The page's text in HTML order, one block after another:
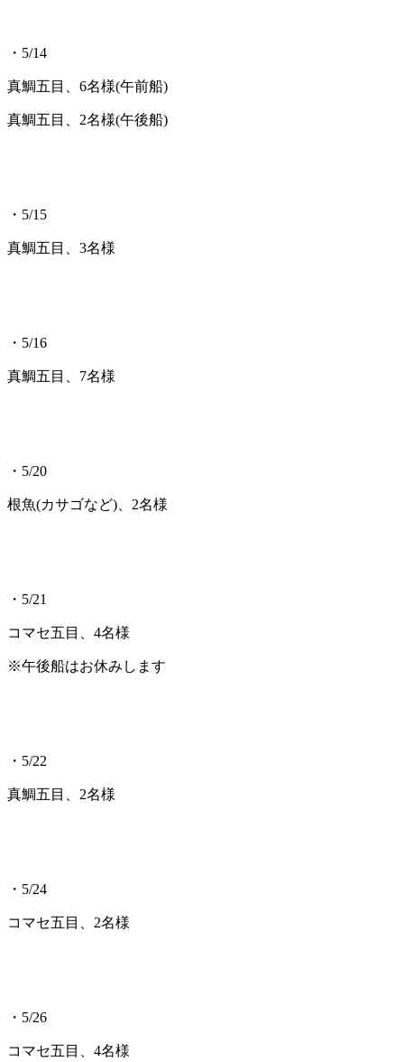
・5/14
真鯛五目、6名様(午前船)
真鯛五目、2名様(午後船)
・5/15
真鯛五目、3名様
・5/16
真鯛五目、7名様
・5/20
根魚(カサゴなど)、2名様
・5/21
コマセ五目、4名様
※午後船はお休みします
・5/22
真鯛五目、2名様
・5/24
コマセ五目、2名様
・5/26
コマセ五目、4名様